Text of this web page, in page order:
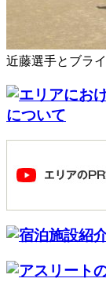
近藤選手とブラ